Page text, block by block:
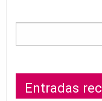
Entradas